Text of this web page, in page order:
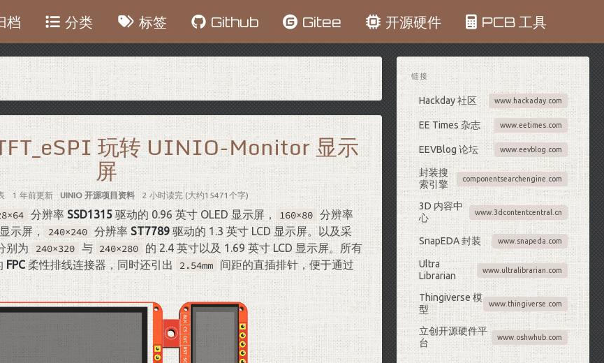
档 分类 标签 Github Gitee 开源硬件 PCB 工具
1 年前更新 UINIO 开源项目资料 2 小时读完 (大约15471个字)
玩转 UINIO-Monitor 显示
屏
分辨率 SSD1315驱动的 0.96 英寸 OLED 显示屏， 160×80 分辨率
示屏， 240×240 分辨率ST7789驱动的 1.3 英寸 LCD 显示屏。以及采
别为 240×320 与 240×280 的 2.4 英寸以及 1.69 英寸 LCD 显示屏。所有
FPC柔性排线连接器，同时还引出 2.54mm 间距的直插排针，便于通过
链接
Hackday 社区 www.hackaday.com
EE Times 杂志 www.eetimes.com
EEVBlog 论坛 www.eevblog.com
封装搜
索引擎
componentsearchengine.com
3D 内容中
心
www.3dcontentcentral.cn
SnapEDA 封装 www.snapeda.com
Ultra
Librarian
www.ultralibrarian.com
Thingiverse 模
型
www.thingiverse.com
立创开源硬件平
台
www.oshwhub.com